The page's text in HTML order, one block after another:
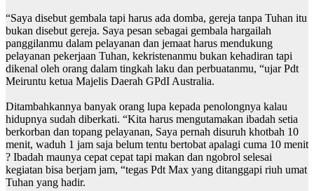
“Saya disebut gembala tapi harus ada domba, gereja tanpa Tuhan itu
bukan disebut gereja. Saya pesan sebagai gembala hargailah
panggilanmu dalam pelayanan dan jemaat harus mendukung
pelayanan pekerjaan Tuhan, kekristenanmu bukan kehadiran tapi
dikenal oleh orang dalam tingkah laku dan perbuatanmu, “ujar Pdt
Meiruntu ketua Majelis Daerah GPdI Australia.
Ditambahkannya banyak orang lupa kepada penolongnya kalau
hidupnya sudah diberkati. “Kita harus mengutamakan ibadah setia
berkorban dan topang pelayanan, Saya pernah disuruh khotbah 10
menit, waduh 1 jam saja belum tentu bertobat apalagi cuma 10 menit
? Ibadah maunya cepat cepat tapi makan dan ngobrol selesai
kegiatan bisa berjam jam, “tegas Pdt Max yang ditanggapi riuh umat
Tuhan yang hadir.